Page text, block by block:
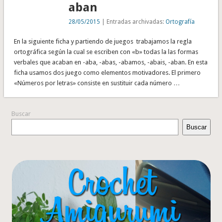
aban
28/05/2015 | Entradas archivadas:Ortografía
En la siguiente ficha y partiendo de juegos trabajamos la regla
ortográfica según la cual se escriben con «b» todas la las formas
verbales que acaban en -aba, -abas, -abamos, -abais, -aban. En esta
ficha usamos dos juego como elementos motivadores. El primero
«Números por letras» consiste en sustituir cada número …
Buscar
Buscar